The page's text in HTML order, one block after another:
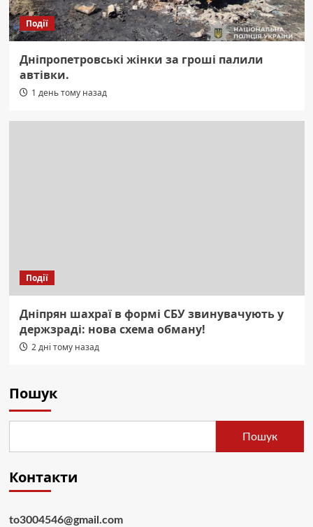
Події
Дніпропетровські жінки за гроші палили
автівки.
1 день тому назад
Події
Дніпрян шахраї в формі СБУ звинувачують у
держзраді: нова схема обману!
2 дні тому назад
Пошук
Пошук
Контакти
to3004546@gmail.com